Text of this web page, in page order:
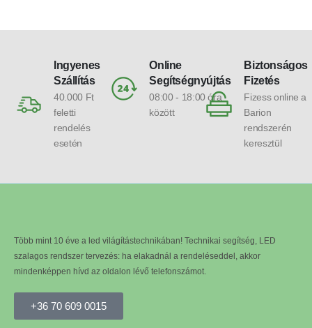
Ingyenes
Szállítás
40.000 Ft
feletti
rendelés
esetén
Online
Segítségnyújtás
08:00 - 18:00 óra
között
Biztonságos
Fizetés
Fizess online a
Barion
rendszerén
keresztül
Több mint 10 éve a led világítástechnikában! Technikai segítség, LED
szalagos rendszer tervezés: ha elakadnál a rendeléseddel, akkor
mindenképpen hívd az oldalon lévő telefonszámot.
+36 70 609 0015